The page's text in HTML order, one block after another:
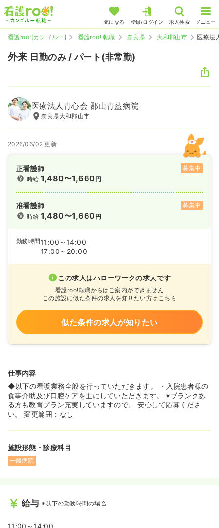
気になる 登録/ログイン 求人検索 メニュー
看護roo![カンゴルー] 看護roo! 転職 奈良県 大和郡山市 医療法
外来 日勤のみ / パート(非常勤)
医療法人青心会 郡山青藍病院
奈良県大和郡山市
2026/06/02 更新
正看護師
募集中
時給1,480〜1,660円
准看護師
募集中
時給1,480〜1,660円
勤務時間 11:00～14:00
17:00～20:00
この求人はハローワークの求人です
看護roo!転職からはご案内ができません
この施設に似た条件の求人を知りたい方はこちら
似た条件の求人が知りたい
仕事内容
◆以下の看護業務全般を行っていただきます。 ・入院患者様の
食事介助及び口腔ケアを主にしていただきます。 ※ブランクあ
る方も教育プラン充実していますので、 安心して応募くださ
い。 変更範囲：なし
施設形態・診療科目
一般病院
給与 ※以下の勤務時間の場合
11:00～14:00